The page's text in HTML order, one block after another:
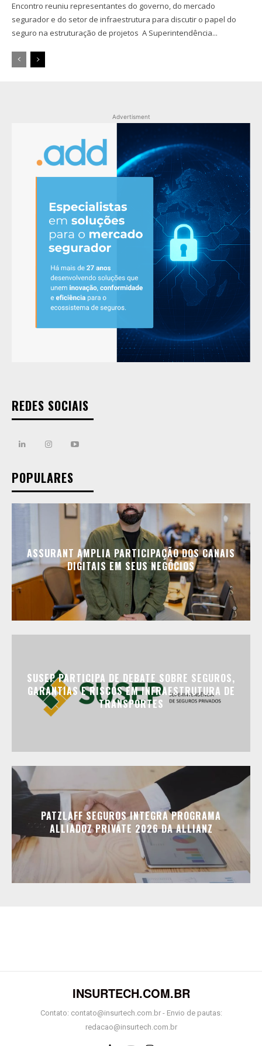
Encontro reuniu representantes do governo, do mercado
segurador e do setor de infraestrutura para discutir o papel do
seguro na estruturação de projetos A Superintendência...
Advertisment
REDES SOCIAIS
POPULARES
ASSURANT AMPLIA PARTICIPAÇÃO DOS CANAIS
DIGITAIS EM SEUS NEGÓCIOS
SUSEP PARTICIPA DE DEBATE SOBRE SEGUROS,
GARANTIAS E RISCOS EM INFRAESTRUTURA DE
TRANSPORTES
PATZLAFF SEGUROS INTEGRA PROGRAMA
ALLIADOZ PRIVATE 2026 DA ALLIANZ
INSURTECH.COM.BR
Contato: contato@insurtech.com.br - Envio de pautas:
redacao@insurtech.com.br